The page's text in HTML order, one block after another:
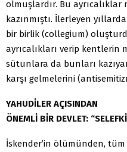
olmuşlardır. Bu
kazınmıştı. İlerleyen
bir birlik (collegium)
ayrıcalıkları verip kentlerin
sütunlara da bunları
karşı gelmelerini
YAHUDİLER AÇISINDAN
ÖNEMLİ BİR DEVLET:
İskender’in ölümünden,